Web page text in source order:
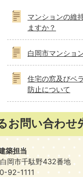
マンションの維
ますか？
白岡市マンショ
住宅の窓及びベ
防止について
お問い合わせ
築担当
岡市千駄野432番地
92-1111